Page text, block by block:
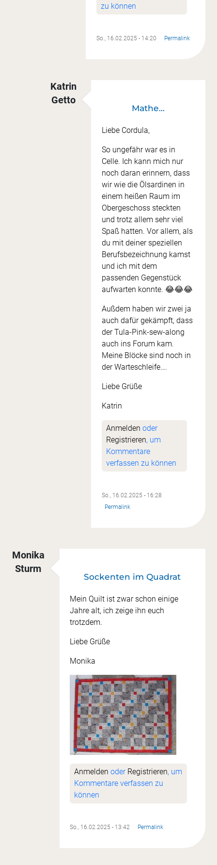
zu können
So., 16.02.2025 - 14:20 Permalink
Katrin
Getto
Der Griff in die Restekiste...
Mathe…
Liebe Cordula,
So ungefähr war es in
Celle. Ich kann mich nur
noch daran erinnern, dass
wir wie die Ölsardinen in
einem heißen Raum im
Obergeschoss steckten
und trotz allem sehr viel
Spaß hatten. Vor allem, als
du mit deiner speziellen
Berufsbezeichnung kamst
und ich mit dem
passenden Gegenstück
aufwarten konnte. 😂😂😂
Außdem haben wir zwei ja
auch dafür gekämpft, dass
der Tula-Pink-sew-along
auch ins Forum kam.
Meine Blöcke sind noch in
der Warteschleife….
Liebe Grüße
Katrin
Anmelden oder
Registrieren, um
Kommentare
verfassen zu können
So., 16.02.2025 - 16:28
Permalink
Monika
Sturm
Sockenten im Quadrat
Mein Quilt ist zwar schon einige
Jahre alt, ich zeige ihn euch
trotzdem.
Liebe Grüße
Monika
Anmelden oder Registrieren, um
Kommentare verfassen zu
können
So., 16.02.2025 - 13:42 Permalink